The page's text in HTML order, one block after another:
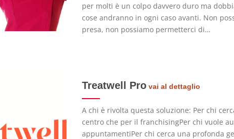
per molti è un colpo davvero duro ma
cose andranno in ogni caso avanti. Non
presa, non possiamo permetterci di…
Treatwell Provai al dettaglio
A chi è rivolta questa soluzione: Per chi
centro che per il franchisingPer chi vuole
appuntamentiPer chi cerca una profonda